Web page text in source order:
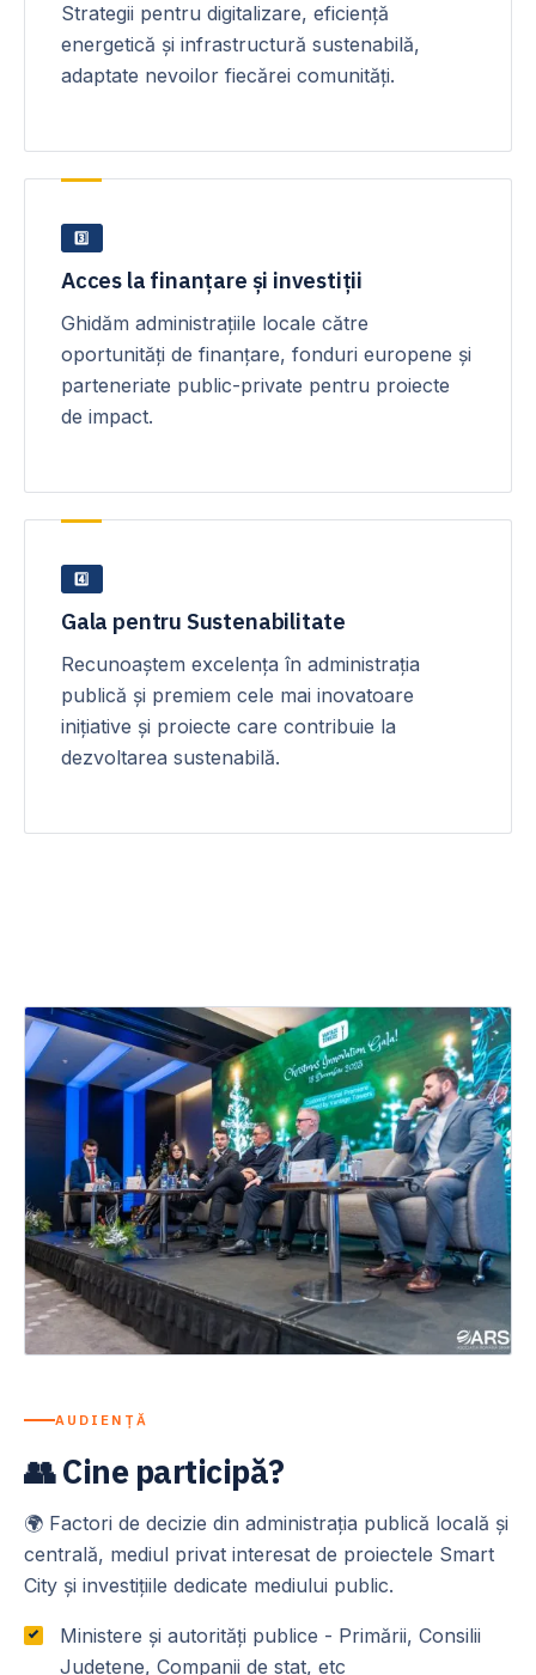
Strategii pentru digitalizare, eficiență
energetică și infrastructură sustenabilă,
adaptate nevoilor fiecărei comunități.
3️⃣
Acces la finanțare și investiții
Ghidăm administrațiile locale către
oportunități de finanțare, fonduri europene și
parteneriate public-private pentru proiecte
de impact.
4️⃣
Gala pentru Sustenabilitate
Recunoaștem excelența în administrația
publică și premiem cele mai inovatoare
inițiative și proiecte care contribuie la
dezvoltarea sustenabilă.
AUDIENȚĂ
👥 Cine participă?
🌍 Factori de decizie din administrația publică locală și
centrală, mediul privat interesat de proiectele Smart
City și investițiile dedicate mediului public.
Ministere și autorități publice - Primării, Consilii
Județene, Companii de stat, etc